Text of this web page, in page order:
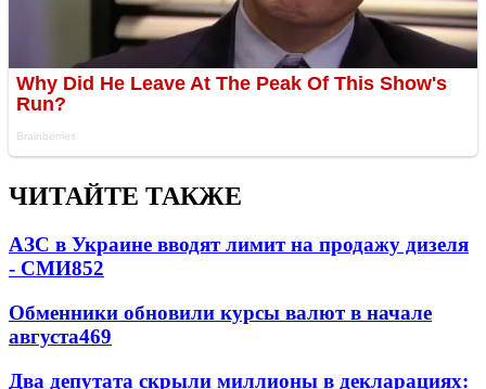
ЧИТАЙТЕ ТАКЖЕ
АЗС в Украине вводят лимит на продажу дизеля
- СМИ852
Обменники обновили курсы валют в начале
августа469
Два депутата скрыли миллионы в декларациях: